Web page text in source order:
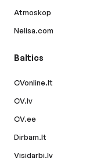
Atmoskop
Nelisa.com
Baltics
CVonline.lt
CV.lv
CV.ee
Dirbam.lt
Visidarbi.lv